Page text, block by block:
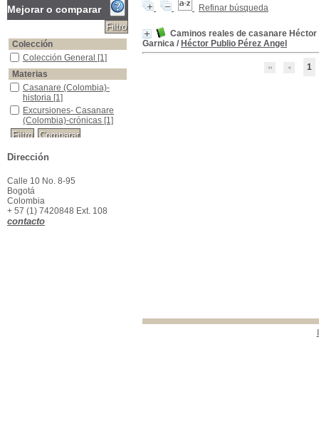
Refinar búsqueda
Caminos reales de casanare
Garnica / Héctor Publio Pérez Angel
1
Mejorar o comparar
Colección
Colección General
Colección General [1]
Materias
Casanare (Colombia)-historia
Casanare (Colombia)-
historia [1]
Excursiones- Casanare (Colombia)-crónicas
Excursiones- Casanare
(Colombia)-crónicas [1]
Dirección
Calle 10 No. 8-95
Bogotá
Colombia
+ 57 (1) 7420848 Ext. 108
contacto